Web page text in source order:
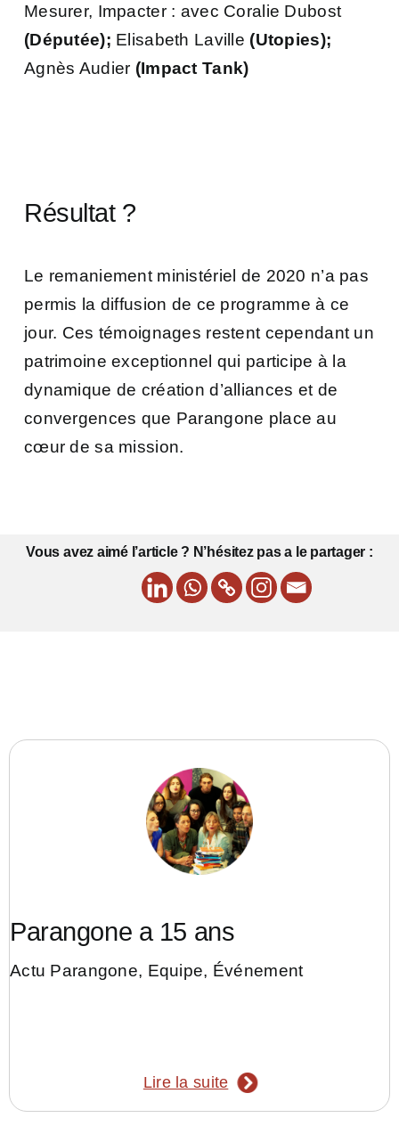
Mesurer, Impacter : avec Coralie Dubost
(Députée); Elisabeth Laville (Utopies);
Agnès Audier (Impact Tank)
Résultat ?
Le remaniement ministériel de 2020 n’a pas
permis la diffusion de ce programme à ce
jour. Ces témoignages restent cependant un
patrimoine exceptionnel qui participe à la
dynamique de création d’alliances et de
convergences que Parangone place au
cœur de sa mission.
Vous avez aimé l’article ? N’hésitez pas a le partager :
Parangone a 15 ans
Actu Parangone, Equipe, Événement
Lire la suite